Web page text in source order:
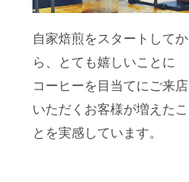
自家焙煎をスタートしてか
ら、とても嬉しいことに
コーヒーを目当てにご来店
いただくお客様が増えたこ
とを実感しています。